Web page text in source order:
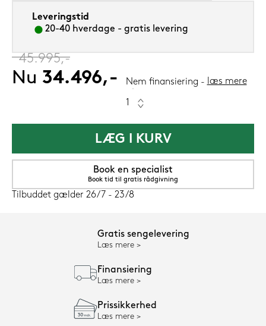
Leveringstid
20-40 hverdage - gratis levering
‎45.995,-
Nu 34.496,- Nem finansiering læs mere
LÆG I KURV
Book en specialist
Book tid til gratis rådgivning
Tilbuddet gælder 26/7 - 23/8
Gratis sengelevering
Læs mere
Finansiering
Læs mere
Prissikkerhed
Læs mere